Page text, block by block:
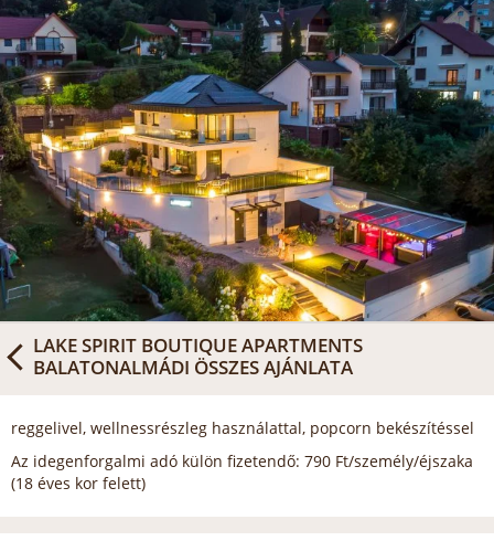
LAKE SPIRIT BOUTIQUE APARTMENTS
BALATONALMÁDI ÖSSZES AJÁNLATA
reggelivel, wellnessrészleg használattal, popcorn bekészítéssel
Az idegenforgalmi adó külön fizetendő: 790 Ft/személy/éjszaka
(18 éves kor felett)